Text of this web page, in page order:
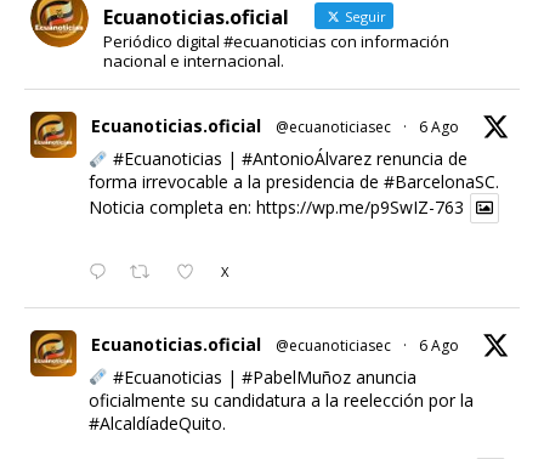
Ecuanoticias.oficial Seguir
Periódico digital #ecuanoticias con información
nacional e internacional.
Ecuanoticias.oficial @ecuanoticiasec · 6 Ago
#Ecuanoticias | #AntonioÁlvarezrenuncia de
forma irrevocable a la presidencia de #BarcelonaSC.
Noticia completa en: https://wp.me/p9SwIZ-763
X
Ecuanoticias.oficial @ecuanoticiasec · 6 Ago
#Ecuanoticias | #PabelMuñozanuncia
oficialmente su candidatura a la reelección por la
#AlcaldíadeQuito.